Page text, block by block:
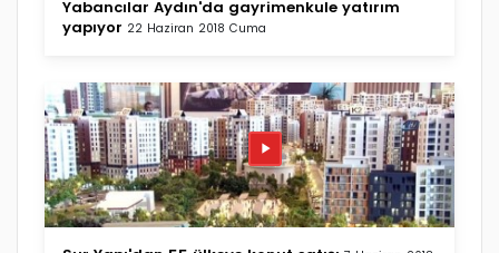
Yabancılar Aydın'da gayrimenkule yatırım
yapıyor 22 Haziran 2018 Cuma